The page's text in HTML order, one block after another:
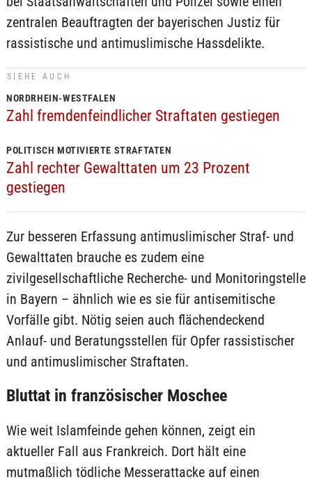
zentralen Beauftragten der bayerischen Justiz für
rassistische und antimuslimische Hassdelikte.
SIEHE AUCH
NORDRHEIN-WESTFALEN
Zahl fremdenfeindlicher Straftaten gestiegen
POLITISCH MOTIVIERTE STRAFTATEN
Zahl rechter Gewalttaten um 23 Prozent
gestiegen
Zur besseren Erfassung antimuslimischer Straf- und
Gewalttaten brauche es zudem eine
zivilgesellschaftliche Recherche- und Monitoringstelle
in Bayern – ähnlich wie es sie für antisemitische
Vorfälle gibt. Nötig seien auch flächendeckend
Anlauf- und Beratungsstellen für Opfer rassistischer
und antimuslimischer Straftaten.
Bluttat in französischer Moschee
Wie weit Islamfeinde gehen können, zeigt ein
aktueller Fall aus Frankreich. Dort hält eine
mutmaßlich tödliche Messerattacke auf einen